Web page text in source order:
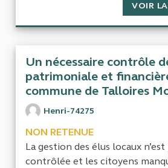
VOIR
Un nécessaire contrôle
patrimoniale et
commune de Talloires
Henri-74275
NON RETENUE
La gestion des élus locaux n’est
contrôlée et les citoyens